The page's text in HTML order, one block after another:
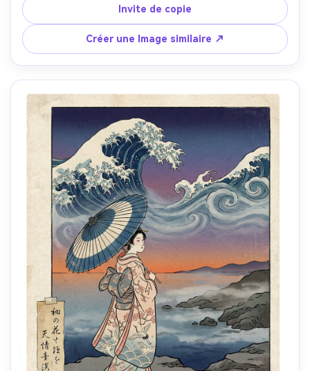
comme un tissu coulant, contours d'encre nets, bleu
prussien limité et palette de bronzage chaud, texture en
bloc de bois en demi-ton, énergie d'affiche graphique,
sceau rouge, espace négatif propre, objectif 85mm,
profondeur de champ peu profonde, éclairage
cinématographique doux-AR 4:5
Invite de copie
Créer une Image similaire ↗